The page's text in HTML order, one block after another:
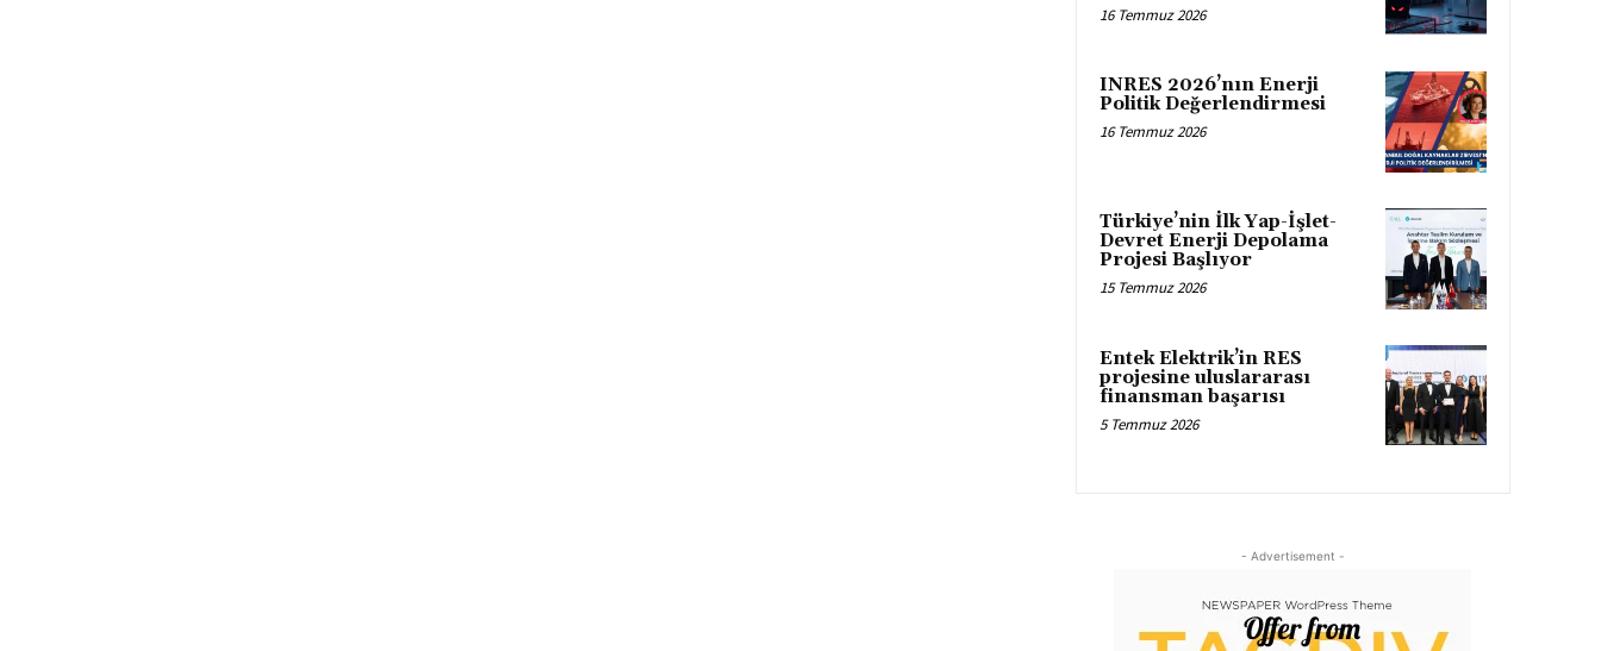
16 Temmuz 2026
INRES 2026’nın Enerji
Politik Değerlendirmesi
16 Temmuz 2026
Türkiye’nin İlk Yap-İşlet-
Devret Enerji Depolama
Projesi Başlıyor
15 Temmuz 2026
Entek Elektrik’in RES
projesine uluslararası
finansman başarısı
5 Temmuz 2026
- Advertisement -